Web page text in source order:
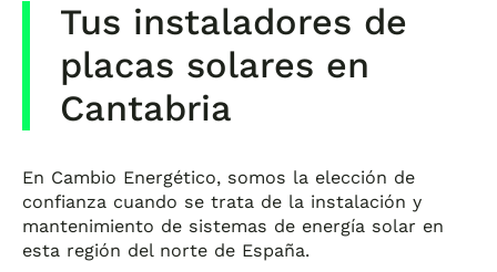
Tus instaladores de
placas solares en
Cantabria
En Cambio Energético, somos la elección de
confianza cuando se trata de la instalación y
mantenimiento de sistemas de energía solar en
esta región del norte de España.